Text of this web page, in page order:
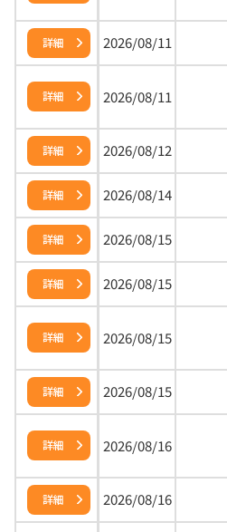
詳細 2026/08/11
詳細 2026/08/11
詳細 2026/08/12
詳細 2026/08/14
詳細 2026/08/15
詳細 2026/08/15
詳細 2026/08/15
詳細 2026/08/15
詳細 2026/08/16
詳細 2026/08/16